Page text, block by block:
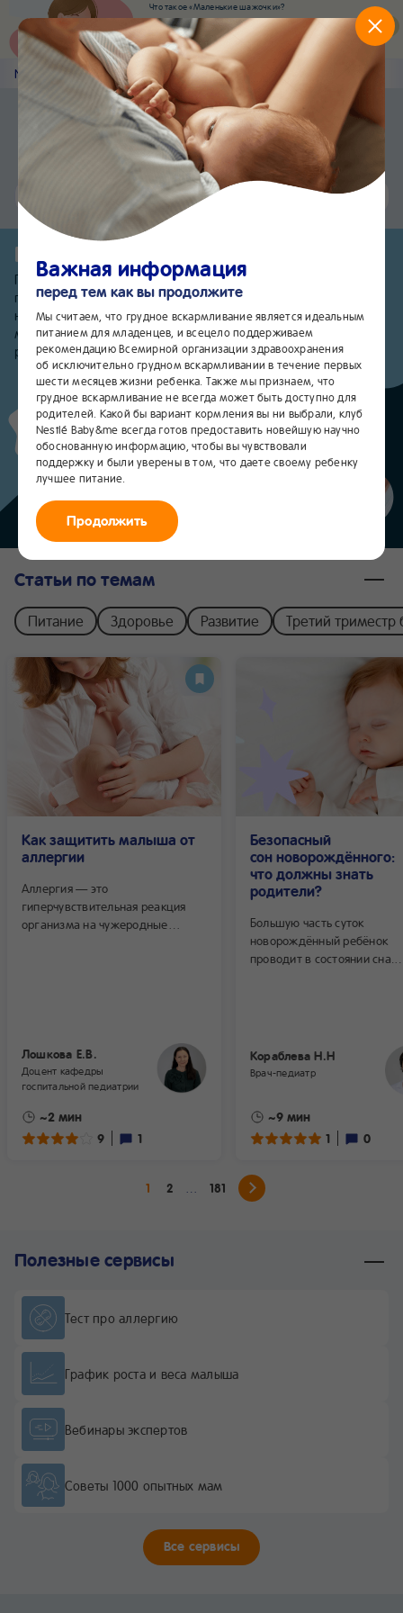
Что такое «Маленькие шажочки»?
Наш новый суперсервис для отслеживания
развития вашего малыша
Попробовать сейчас
Nestlé Baby &me Главная
Приложение Nestlé Baby&me
Еще быстрее и удобнее
Установить
Чат24/7
0-6
месяцев
Привет, малыш!
Первые месяцы жизни малыша полны впечатлений. Каждое
прикосновение, жест, плач или улыбка могу вызвать у вас
не только множество эмоций, но и вопросов. Здесь
мы делимся самой полезной информацией о питании,
развитии и здоровье новорожденного.
Статьи по темам
Питание Здоровье Развитие Третий
Как защитить малыша от
аллергии
Аллергия — это
гиперчувствительная реакция
организма на чужеродные
Лошкова Е.В.
Доцент кафедры
госпитальной педиатрии
~2 мин
9
1
Безопасный
сон новорождённого:
что должны знать
родители?
Большую часть суток
новорождённый ребёнок
проводит в состоянии сна.
в которой он находится,
условия, воздействующие
факторы, которые могут
защитить, либо стать
Кораблева Н.Н
Врач-педиатр
~9 мин
1
0
1 2 181
Полезные сервисы
Тест про аллергию
График роста и веса малыша
Вебинары экспертов
Советы 1000 опытных мам
Все сервисы
Важная информация
перед тем как вы продолжите
Мы считаем, что грудное вскармливание является идеальным
питанием для младенцев, и всецело поддерживаем
рекомендацию Всемирной организации здравоохранения
об исключительно грудном вскармливании в течение первых
шести месяцев жизни ребенка. Также мы признаем, что
грудное вскармливание не всегда может быть доступно для
родителей. Какой бы вариант кормления вы ни выбрали, клуб
Nestlé Baby&me всегда готов предоставить новейшую научно
обоснованную информацию, чтобы вы чувствовали
поддержку и были уверены в том, что даете своему ребенку
лучшее питание.
Продолжить